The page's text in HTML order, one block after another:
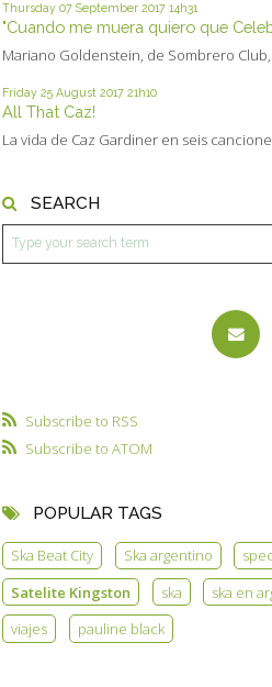
Thursday 07 September 2017 14h31
"Cuando me muera quiero que
Mariano Goldenstein, de Sombrero
Friday 25 August 2017 21h10
All That Caz!
La vida de Caz Gardiner en seis
SEARCH
Subscribe to RSS
Subscribe to ATOM
POPULAR TAGS
Ska Beat City Ska argentino
Satelite Kingston
ska ska en
viajes
pauline black